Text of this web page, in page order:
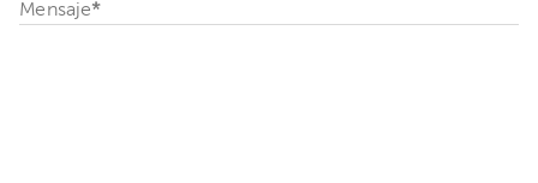
Mensaje*